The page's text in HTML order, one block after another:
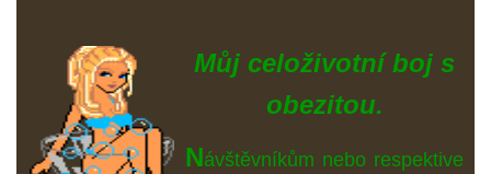
Můj celoživotní boj s
obezitou.
Návštěvníkům nebo respektive